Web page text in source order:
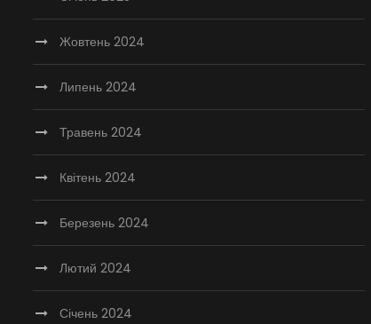
Жовтень 2024
Липень 2024
Травень 2024
Квітень 2024
Березень 2024
Лютий 2024
Січень 2024